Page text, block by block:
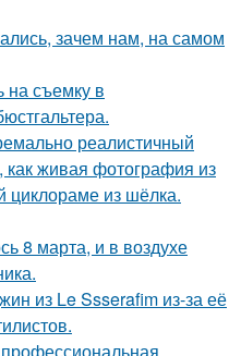
зачем нам, на самом
на съемку в
реалистичный
как живая фотография из
циклораме из шёлка.
8 марта, и в воздухе
из Le Ssserafim из-за её